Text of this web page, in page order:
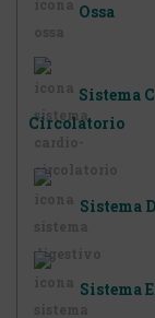
Ossa
Sistema
Circolatorio
Sistema
Sistema